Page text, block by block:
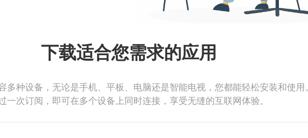
下载适合您需求的应用
多种设备，无论是手机、平板、电脑还是智能电视，您都能轻松安装和使用。
一次订阅，即可在多个设备上同时连接，享受无缝的互联网体验。